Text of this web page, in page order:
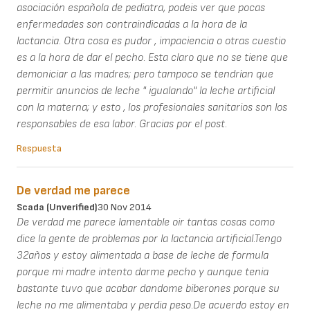
asociación española de pediatra, podeis ver que pocas
enfermedades son contraindicadas a la hora de la
lactancia. Otra cosa es pudor , impaciencia o otras cuestio
es a la hora de dar el pecho. Esta claro que no se tiene que
demoniciar a las madres; pero tampoco se tendrían que
permitir anuncios de leche " igualando" la leche artificial
con la materna; y esto , los profesionales sanitarios son los
responsables de esa labor. Gracias por el post.
Respuesta
De verdad me parece
Scada (unverified)30 Nov 2014
De verdad me parece lamentable oir tantas cosas como
dice la gente de problemas por la lactancia artificial.Tengo
32años y estoy alimentada a base de leche de formula
porque mi madre intento darme pecho y aunque tenia
bastante tuvo que acabar dandome biberones porque su
leche no me alimentaba y perdia peso.De acuerdo estoy en